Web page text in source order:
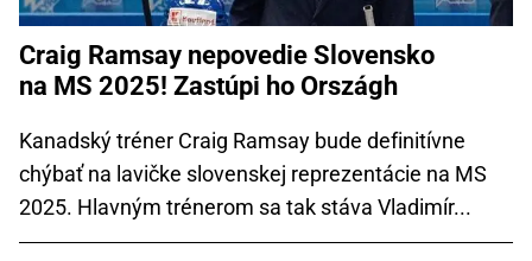
Craig Ramsay nepovedie Slovensko
na MS 2025! Zastúpi ho Országh
Kanadský tréner Craig Ramsay bude definitívne
chýbať na lavičke slovenskej reprezentácie na MS
2025. Hlavným trénerom sa tak stáva Vladimír...